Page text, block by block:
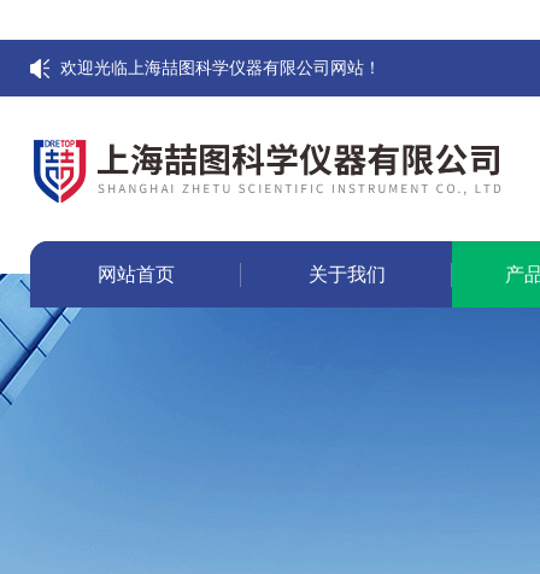
欢迎光临上海喆图科学仪器有限公司网站！
网站首页 关于我们 产